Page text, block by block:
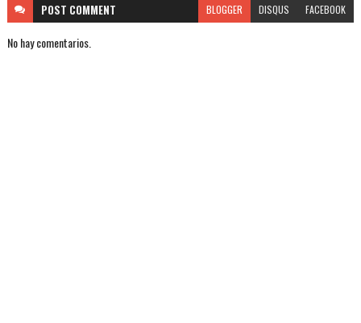
POST COMMENT BLOGGER DISQUS FACEBOOK
No hay comentarios.